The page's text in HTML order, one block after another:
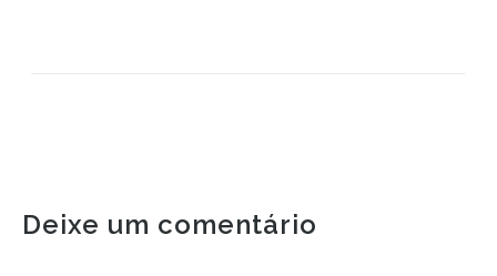
Deixe um comentário